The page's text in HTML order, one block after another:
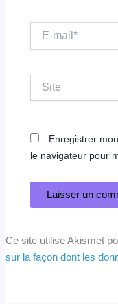
mail*
Site
Enregistrer
le navigateur pour
Ce site utilise Akismet
sur la façon dont les